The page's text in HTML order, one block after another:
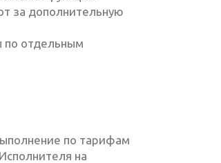
за дополнительную
по отдельным
по тарифам
на